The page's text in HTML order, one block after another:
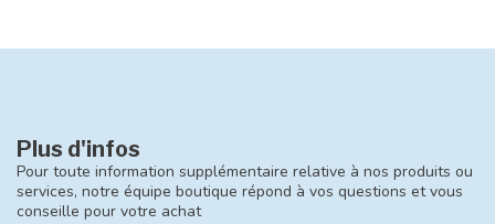
Plus d'infos
Pour toute information supplémentaire relative à nos produits ou
services, notre équipe boutique répond à vos questions et vous
conseille pour votre achat